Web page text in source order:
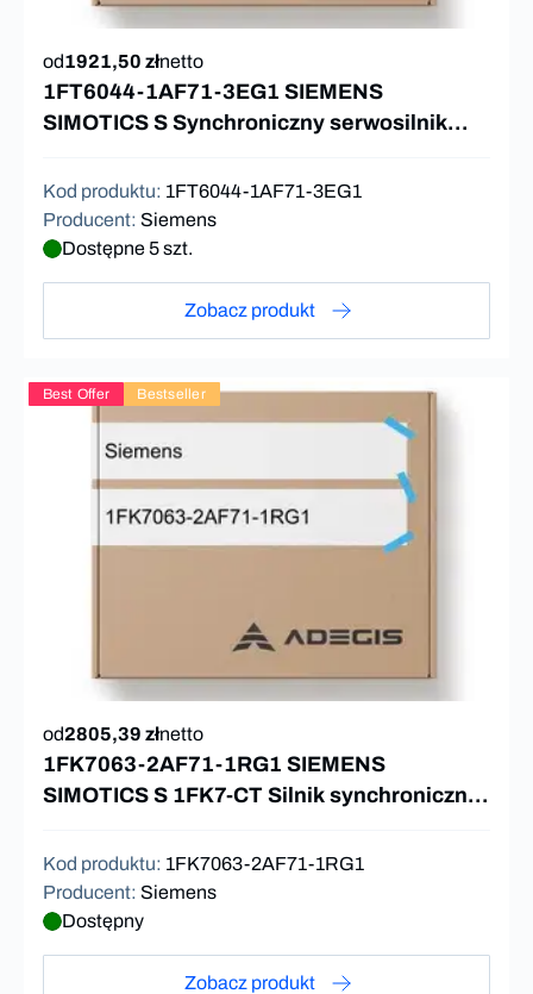
od1921,50 złnetto
1FT6044-1AF71-3EG1 SIEMENS
SIMOTICS S Synchroniczny serwosilnik
Kod produktu: 1FT6044-1AF71-3EG1
Producent: Siemens
Dostępne 5 szt.
Zobacz produkt
Best Offer Bestseller
od2805,39 złnetto
1FK7063-2AF71-1RG1 SIEMENS
SIMOTICS S 1FK7-CT Silnik synchroniczny
Kod produktu: 1FK7063-2AF71-1RG1
Producent: Siemens
Dostępny
Zobacz produkt